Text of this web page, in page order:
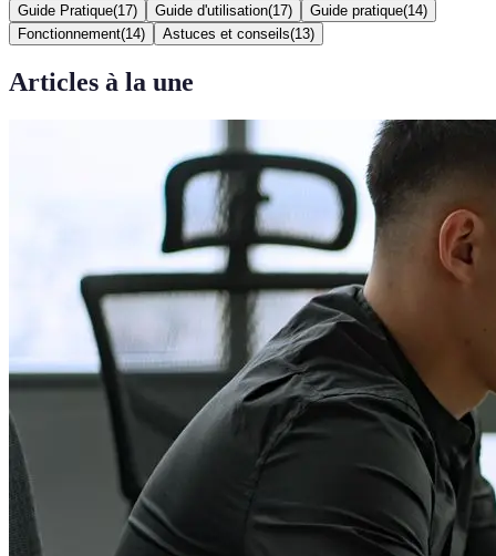
Guide Pratique(17) Guide d'utilisation(17) Guide pratique(14)
Fonctionnement(14) Astuces et conseils(13)
Articles à la une